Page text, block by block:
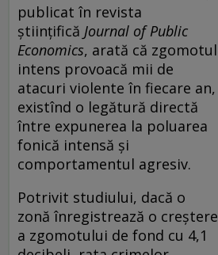
publicat în revista
științifică Journal of Public
Economics, arată că zgomotul
intens provoacă mii de
atacuri violente în fiecare an,
existînd o legătură directă
între expunerea la poluarea
fonică intensă și
comportamentul agresiv.
Potrivit studiului, dacă o
zonă înregistrează o creștere
a zgomotului de fond cu 4,1